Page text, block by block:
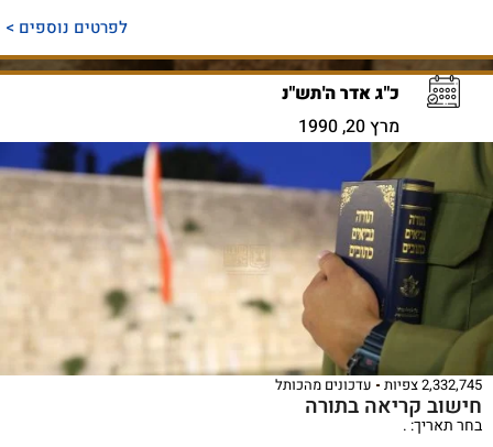
לפרטים נוספים >
כ"ג אדר ה'תש"נ
מרץ 20, 1990
2,332,745 צפיות עדכונים מהכותל
חישוב קריאה בתורה
בחר תאריך: .